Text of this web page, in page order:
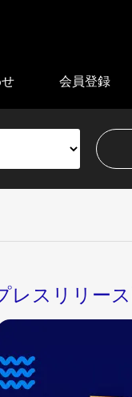
会員登録
レスリリー